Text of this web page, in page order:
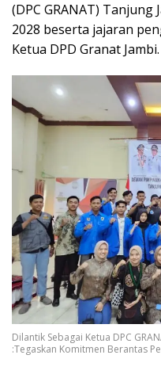
(DPC GRANAT)
2028 beserta jajaran
Ketua DPD Granat Jambi.
Dilantik Sebagai Ketua DPC
:Tegaskan Komitmen Berantas